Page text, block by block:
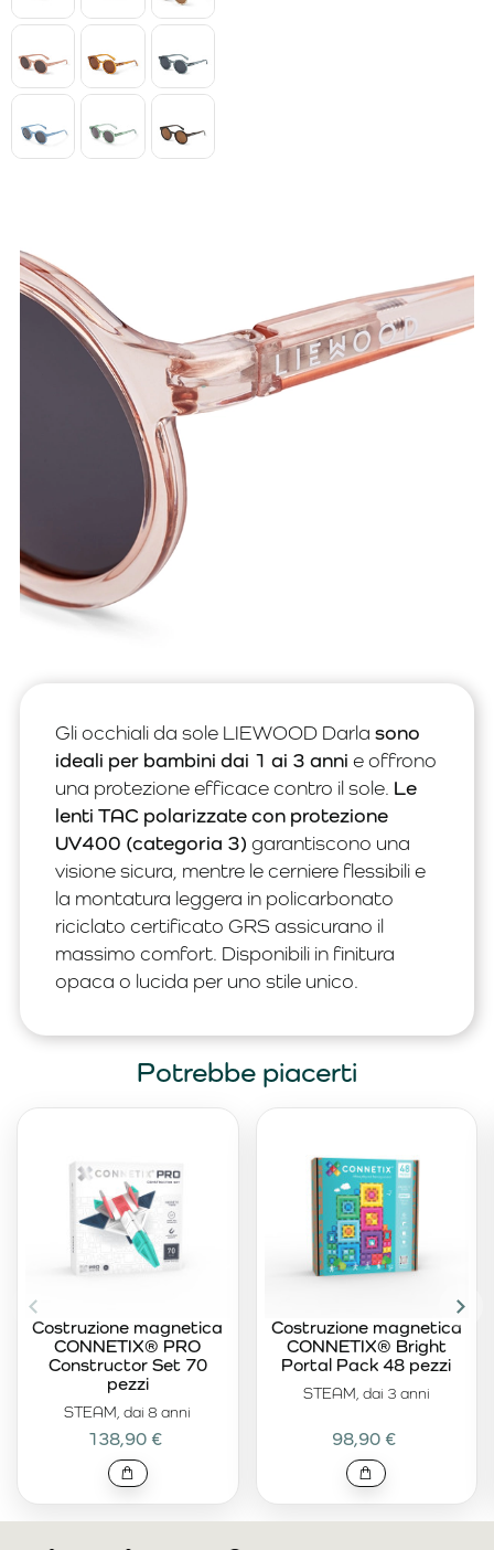
Gli occhiali da sole LIEWOOD Darla sono
ideali per bambini dai 1 ai 3 anni e offrono
una protezione efficace contro il sole. Le
lenti TAC polarizzate con protezione
UV400 (categoria 3) garantiscono una
visione sicura, mentre le cerniere flessibili e
la montatura leggera in policarbonato
riciclato certificato GRS assicurano il
massimo comfort. Disponibili in finitura
opaca o lucida per uno stile unico.
Potrebbe piacerti
STEAM, dai 8 anni
Costruzione magnetica
CONNETIX® PRO
Constructor Set 70
pezzi
138,90 €
STEAM, dai 3 anni
Costruzione magnetica
CONNETIX® Bright
Portal Pack 48 pezzi
98,90 €